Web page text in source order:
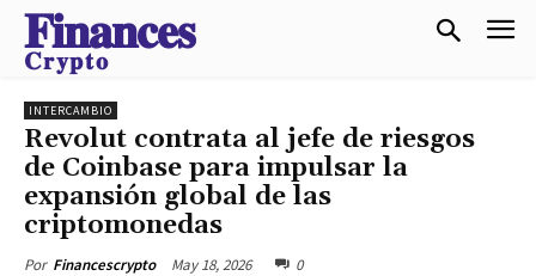
𝐅𝐢𝐧𝐚𝐧𝐜𝐞𝐬
𝐂𝐫𝐲𝐩𝐭𝐨
INTERCAMBIO
Revolut contrata al jefe de riesgos
de Coinbase para impulsar la
expansión global de las
criptomonedas
Por Financescrypto May 18, 2026 0